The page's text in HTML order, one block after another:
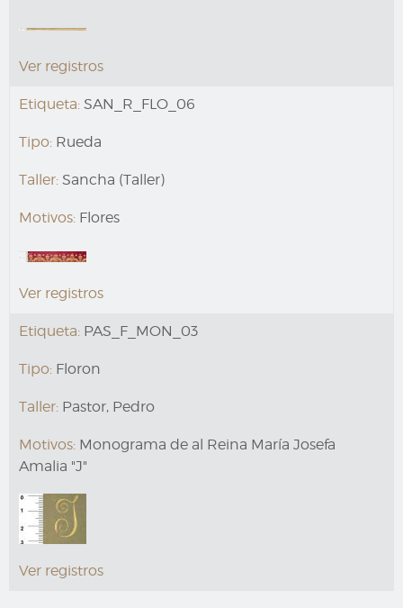
Ver registros
Etiqueta: SAN_R_FLO_06
Tipo: Rueda
Taller: Sancha (Taller)
Motivos: Flores
Ver registros
Etiqueta: PAS_F_MON_03
Tipo: Floron
Taller: Pastor, Pedro
Motivos: Monograma de al Reina María Josefa
Amalia "J"
Ver registros